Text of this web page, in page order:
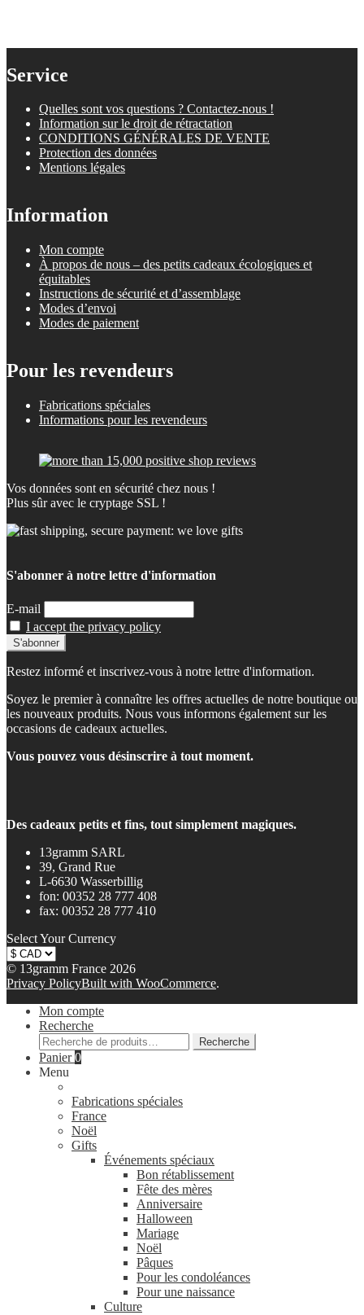
Service
Quelles sont vos questions ? Contactez-nous !
Information sur le droit de rétractation
CONDITIONS GÉNÉRALES DE VENTE
Protection des données
Mentions légales
Information
Mon compte
À propos de nous – des petits cadeaux écologiques et
équitables
Instructions de sécurité et d’assemblage
Modes d’envoi
Modes de paiement
Pour les revendeurs
Fabrications spéciales
Informations pour les revendeurs
Vos données sont en sécurité chez nous !
Plus sûr avec le cryptage SSL !
S'abonner à notre lettre d'information
E-mail
I accept the privacy policy
Restez informé et inscrivez-vous à notre lettre d'information.
Soyez le premier à connaître les offres actuelles de notre boutique ou
les nouveaux produits. Nous vous informons également sur les
occasions de cadeaux actuelles.
Vous pouvez vous désinscrire à tout moment.
Des cadeaux petits et fins, tout simplement magiques.
13gramm SARL
39, Grand Rue
L-6630 Wasserbillig
fon: 00352 28 777 408
fax: 00352 28 777 410
Select Your Currency
© 13gramm France 2026
Privacy PolicyBuilt with WooCommerce.
Mon compte
Recherche
Recherche
pour :
Recherche
Panier0
Menu
Fabrications spéciales
France
Noël
Gifts
Événements spéciaux
Bon rétablissement
Fête des mères
Anniversaire
Halloween
Mariage
Noël
Pâques
Pour les condoléances
Pour une naissance
Culture